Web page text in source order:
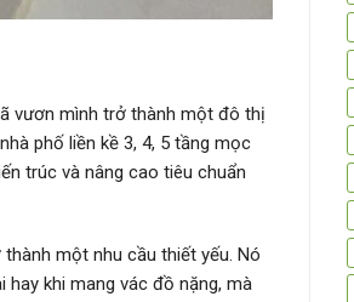
vươn mình trở thành một đô thị
phố liền kề 3, 4, 5 tầng mọc
trúc và nâng cao tiêu chuẩn
một nhu cầu thiết yếu. Nó
khi mang vác đồ nặng, mà